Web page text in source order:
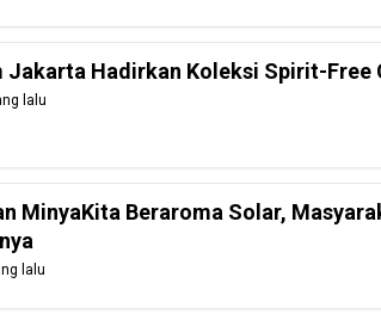
Jakarta Hadirkan Koleksi Spirit-Free
lalu
MinyaKita Beraroma Solar,
lalu